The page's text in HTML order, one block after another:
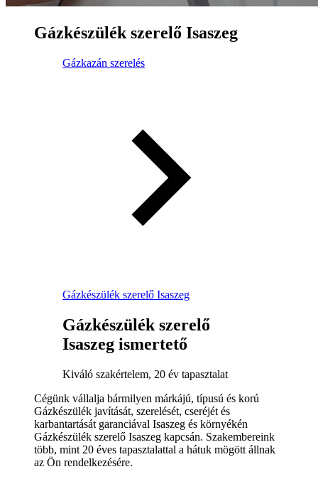
Gázkészülék szerelő Isaszeg
Gázkazán szerelés
Gázkészülék szerelő Isaszeg
Gázkészülék szerelő
Isaszeg ismertető
Kiváló szakértelem, 20 év tapasztalat
Cégünk vállalja bármilyen márkájú, típusú és korú
Gázkészülék javítását, szerelését, cseréjét és
karbantartását garanciával Isaszeg és környékén
Gázkészülék szerelő Isaszeg kapcsán. Szakembereink
több, mint 20 éves tapasztalattal a hátuk mögött állnak
az Ön rendelkezésére.